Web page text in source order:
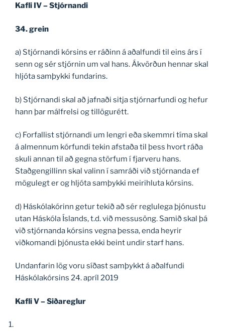
Kafli IV – Stjórnandi
34. grein
a) Stjórnandi kórsins er ráðinn á aðalfundi til eins árs í
senn og sér stjórnin um val hans. Ákvörðun hennar skal
hljóta samþykki fundarins.
b) Stjórnandi skal að jafnaði sitja stjórnarfundi og hefur
hann þar málfrelsi og tillögurétt.
c) Forfallist stjórnandi um lengri eða skemmri tíma skal
á almennum kórfundi tekin afstaða til þess hvort ráða
skuli annan til að gegna störfum í fjarveru hans.
Staðgengillinn skal valinn í samráði við stjórnanda ef
mögulegt er og hljóta samþykki meirihluta kórsins.
d) Háskólakórinn getur tekið að sér reglulega þjónustu
utan Háskóla Íslands, t.d. við messusöng. Samið skal þá
við stjórnanda kórsins vegna þessa, enda heyrir
viðkomandi þjónusta ekki beint undir starf hans.
Undanfarin lög voru síðast samþykkt á aðalfundi
Háskólakórsins 24. apríl 2019
Kafli V – Siðareglur